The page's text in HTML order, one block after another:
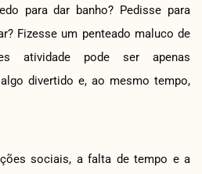
para dar banho? Pedisse para
Fizesse um penteado maluco de
atividade pode ser apenas
divertido e, ao mesmo tempo,
sociais, a falta de tempo e a